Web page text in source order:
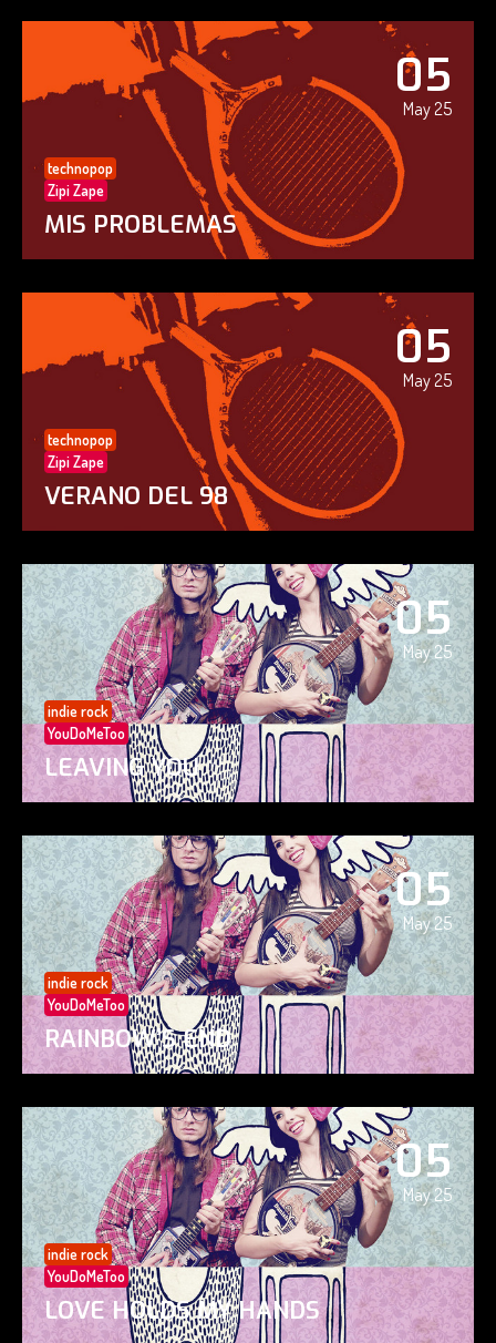
05
May 25
technopop
Zipi Zape
MIS PROBLEMAS
05
May 25
technopop
Zipi Zape
VERANO DEL 98
05
May 25
indie rock
YouDoMeToo
LEAVING YOU
05
May 25
indie rock
YouDoMeToo
RAINBOW’S END
05
May 25
indie rock
YouDoMeToo
LOVE HOLDS MY HANDS